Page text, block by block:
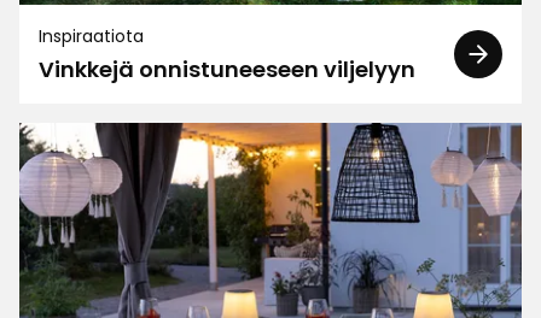
Sonja F
Yksinkertaisen tyylikäs muoviruukku :)
1 kuukausi sitten
TA Teija A
Siistin ruukut.
Inspiraatiota
Vinkkejä onnistuneeseen viljelyyn